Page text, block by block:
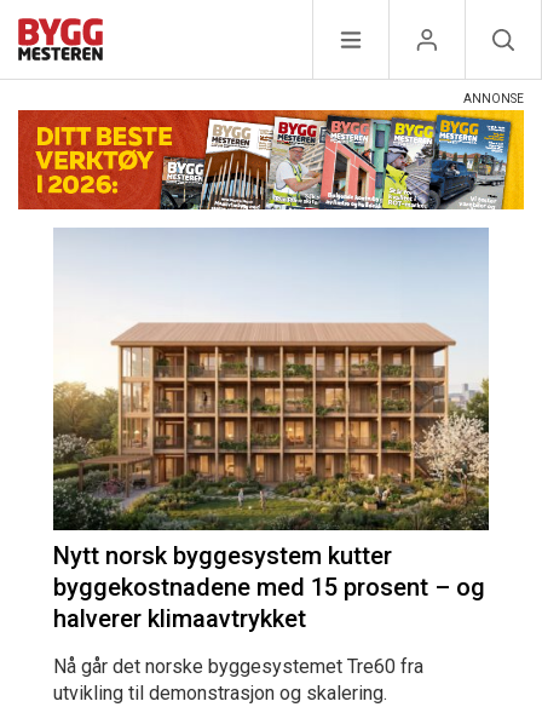
Nytt norsk byggesystem kutter
byggekostnadene med 15 prosent – og
halverer klimaavtrykket
Nå går det norske byggesystemet Tre60 fra
utvikling til demonstrasjon og skalering.